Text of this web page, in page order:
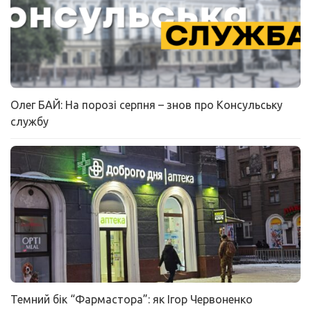
Олег БАЙ: На порозі серпня – знов про Консульську
службу
Темний бік “Фармастора”: як Ігор Червоненко